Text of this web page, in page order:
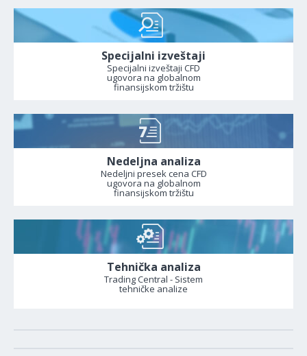
Specijalni izveštaji
Specijalni izveštaji CFD
ugovora na globalnom
finansijskom tržištu
Nedeljna analiza
Nedeljni presek cena CFD
ugovora na globalnom
finansijskom tržištu
Tehnička analiza
Trading Central - Sistem
tehničke analize